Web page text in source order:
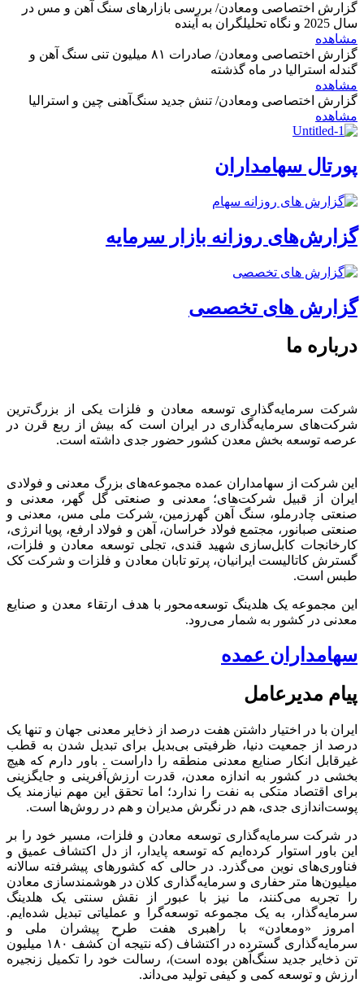
گزارش اختصاصی ومعادن/ بررسی بازارهای سنگ آهن و مس در
سال 2025 و نگاه تحلیلگران به آینده
مشاهده
گزارش اختصاصی ومعادن/ صادرات ۸۱ میلیون تنی سنگ آهن و
گندله استرالیا در ماه گذشته
مشاهده
گزارش اختصاصی ومعادن/ تنش جدید سنگ‌آهنی چین و استرالیا
مشاهده
پورتال سهامداران
گزارش‌های روزانه بازار سرمایه
گزارش های تخصصی
درباره ما
شرکت سرمایه‌گذاری توسعه معادن و فلزات یکی از بزرگ‌ترین
شرکت‌های سرمایه‌گذاری در ایران است که بیش از ربع قرن در
عرصه توسعه بخش معدن کشور حضور جدی داشته است.
این شرکت از سهامداران عمده مجموعه‌های بزرگ معدنی و فولادی
ایران از قبیل شرکت‌های؛ معدنی و صنعتی گل گهر، معدنی و
صنعتی چادرملو، سنگ آهن گهرزمین، شرکت ملی مس، معدنی و
صنعتی صبانور، مجتمع فولاد خراسان، آهن و فولاد ارفع، پویا انرژی،
کارخانجات کابل‌سازی شهید قندی، تجلی توسعه معادن و فلزات،
گسترش کاتالیست ایرانیان، پرتو تابان معادن و فلزات و شرکت کک
طبس است.
این مجموعه یک هلدینگ توسعه‌محور با هدف ارتقاء معدن و صنایع
معدنی در کشور به شمار می‌رود.
سهامداران عمده
پیام مدیرعامل
ایران با در اختیار داشتن هفت درصد از ذخایر معدنی جهان و تنها یک
درصد از جمعیت دنیا، ظرفیتی بی‌بدیل برای تبدیل شدن به قطب
غیرقابل انکار صنایع معدنی منطقه را داراست . باور دارم که هیچ
بخشی در کشور به اندازه معدن، قدرت ارزش‌آفرینی و جایگزینی
برای اقتصاد متکی به نفت را ندارد؛ اما تحقق این مهم نیازمند یک
پوست‌اندازی جدی، هم در نگرش مدیران و هم در روش‌ها است.
در شرکت سرمایه‌گذاری توسعه معادن و فلزات، مسیر خود را بر
این باور استوار کرده‌ایم که توسعه پایدار، از دل اکتشاف عمیق و
فناوری‌های نوین می‌گذرد. در حالی که کشورهای پیشرفته سالانه
میلیون‌ها متر حفاری و سرمایه‌گذاری کلان در هوشمندسازی معادن
را تجربه می‌کنند، ما نیز با عبور از نقش سنتی یک هلدینگ
سرمایه‌گذار، به یک مجموعه توسعه‌گرا و عملیاتی تبدیل شده‌ایم.
امروز «ومعادن» با راهبری هفت طرح پیشران ملی و
سرمایه‌گذاری گسترده در اکتشاف (که نتیجه آن کشف ۱۸۰ میلیون
تن ذخایر جدید سنگ‌آهن بوده است)، رسالت خود را تکمیل زنجیره
ارزش و توسعه کمی و کیفی تولید می‌داند.